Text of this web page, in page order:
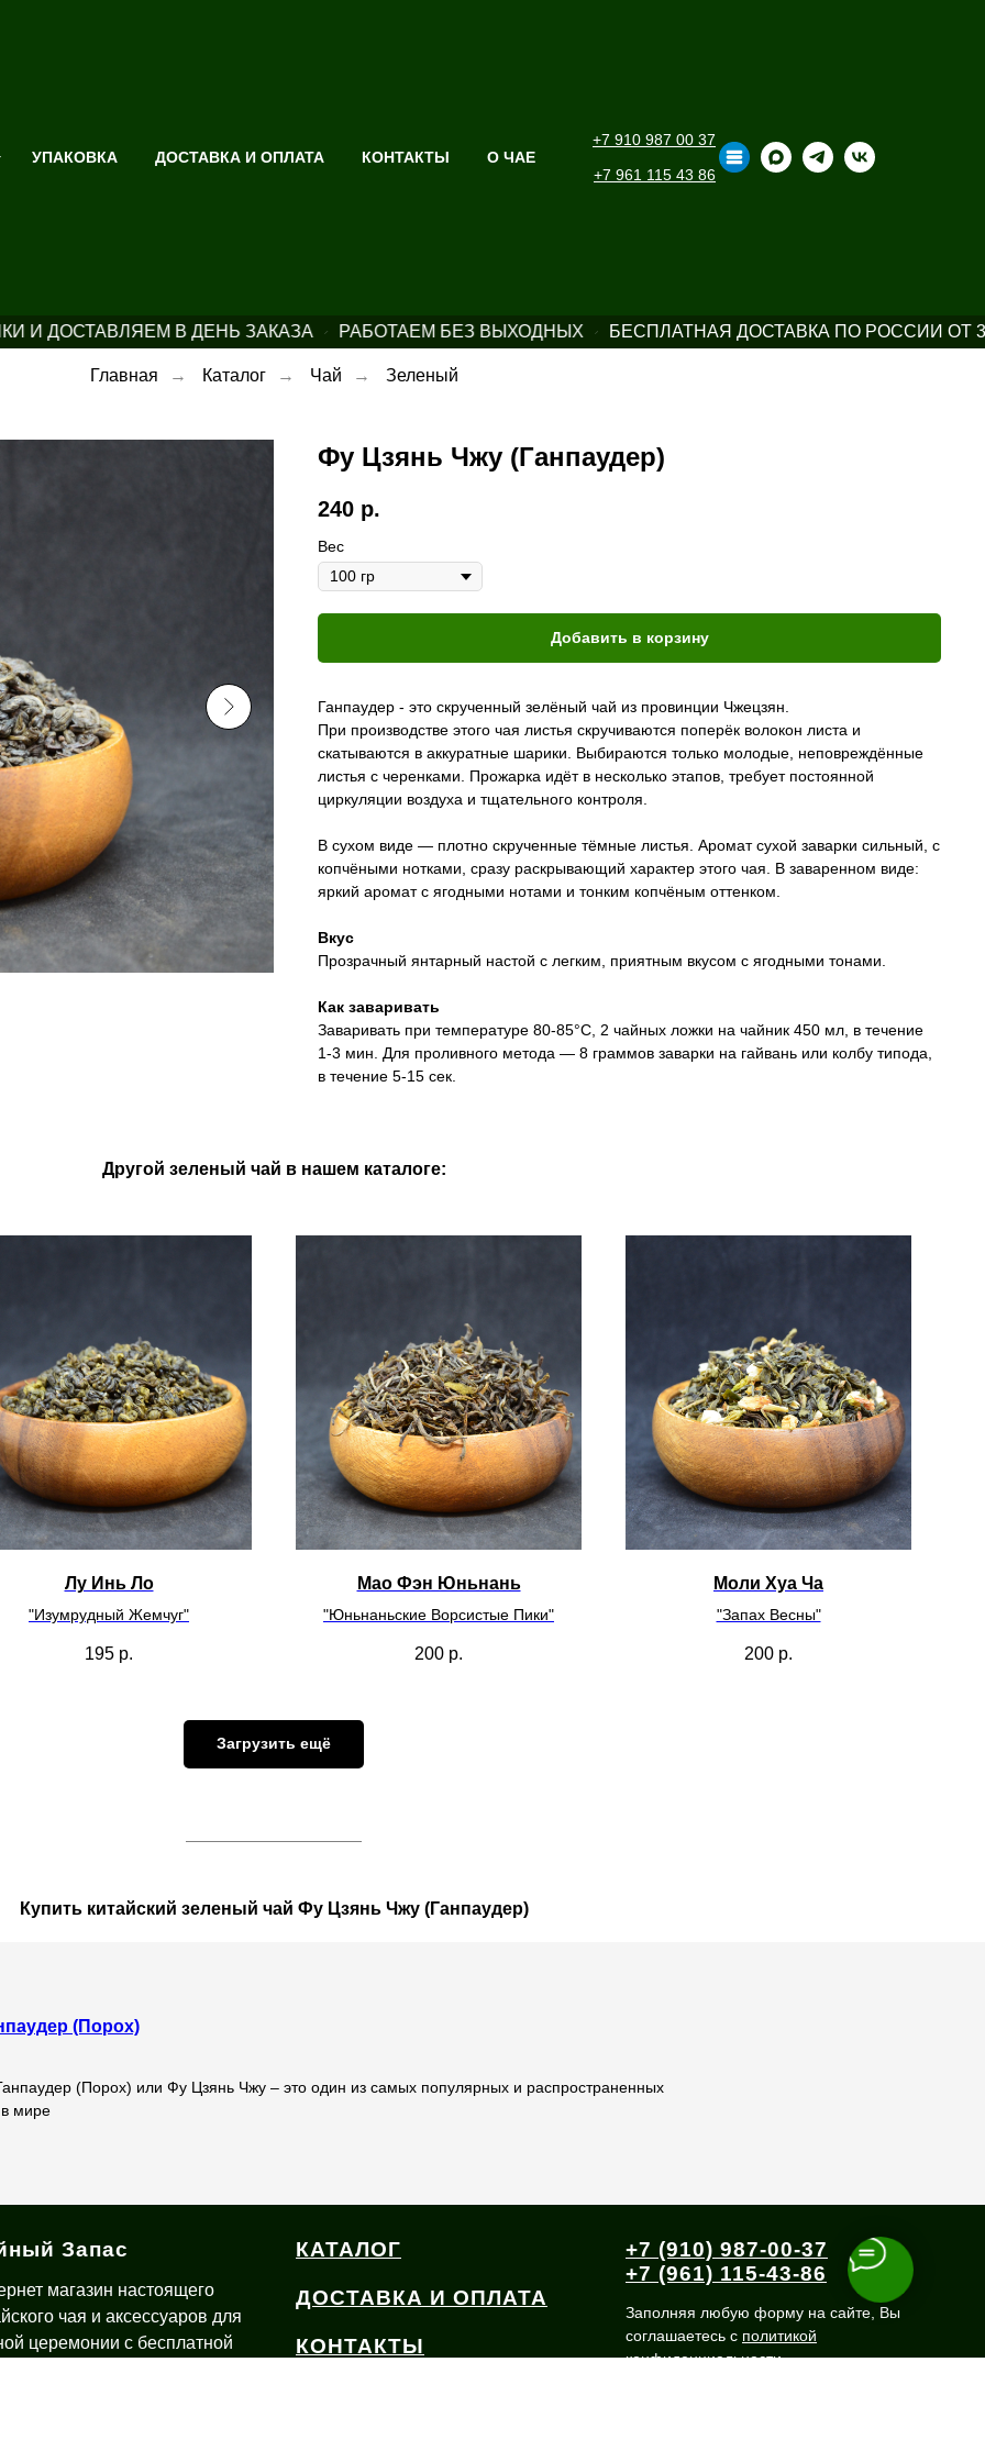
УПАКОВКА ДОСТАВКА И ОПЛАТА КОНТАКТЫ О ЧАЕ
+7 910 987 00 37
+7 961 115 43 86
И ДОСТАВЛЯЕМ В ДЕНЬ ЗАКАЗА РАБОТАЕМ БЕЗ ВЫХОДНЫХ БЕСПЛАТНАЯ ДОСТАВКА ПО РОССИИ ОТ
Главная → Каталог → Чай → Зеленый
Фу Цзянь Чжу (Ганпаудер)
240 р.
Вес
Добавить в корзину
Ганпаудер - это скрученный зелёный чай из провинции Чжецзян.
При производстве этого чая листья скручиваются поперёк волокон листа и
скатываются в аккуратные шарики. Выбираются только молодые, неповреждённые
листья с черенками. Прожарка идёт в несколько этапов, требует постоянной
циркуляции воздуха и тщательного контроля.
В сухом виде — плотно скрученные тёмные листья. Аромат сухой заварки сильный, с
копчёными нотками, сразу раскрывающий характер этого чая. В заваренном виде:
яркий аромат с ягодными нотами и тонким копчёным оттенком.
Вкус
Прозрачный янтарный настой с легким, приятным вкусом с ягодными тонами.
Как заваривать
Заваривать при температуре 80-85°C, 2 чайных ложки на чайник 450 мл, в течение
1-3 мин. Для проливного метода — 8 граммов заварки на гайвань или колбу типода,
в течение 5-15 сек.
Другой зеленый чай в нашем каталоге:
Лу Инь Ло
"Изумрудный Жемчуг"
195 р.
Мао Фэн Юньнань
"Юньнаньские Ворсистые Пики"
200 р.
Моли Хуа Ча
"Запах Весны"
200 р.
Загрузить ещё
Купить китайский зеленый чай Фу Цзянь Чжу (Ганпаудер)
(Порох)
(Порох) или Фу Цзянь Чжу – это один из самых популярных и распространенных
в мире
Запас
магазин настоящего
чая и аксессуаров для
церемонии с бесплатной
КАТАЛОГ
ДОСТАВКА И ОПЛАТА
КОНТАКТЫ
+7 (910) 987-00-37
+7 (961) 115-43-86
Заполняя любую форму на сайте, Вы
соглашаетесь с политикой
конфиденциальности